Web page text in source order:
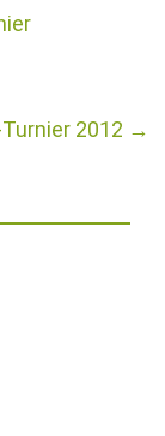
2012 →